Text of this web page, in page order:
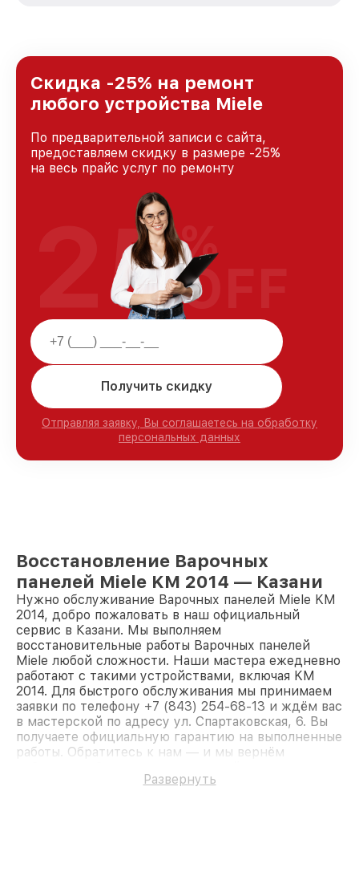
и лояльности наших клиентов.
Скидка -25% на ремонт
любого устройства Miele
По предварительной записи с сайта,
предоставляем скидку в размере -25%
на весь прайс услуг по ремонту
Получить скидку
Отправляя заявку, Вы соглашаетесь на обработку
персональных данных
25%
OFF
Восстановление Варочных
панелей Miele KM 2014 — Казани
Нужно обслуживание Варочных панелей Miele KM
2014, добро пожаловать в наш официальный
сервис в Казани. Мы выполняем
восстановительные работы Варочных панелей
Miele любой сложности. Наши мастера ежедневно
работают с такими устройствами, включая KM
2014. Для быстрого обслуживания мы принимаем
заявки по телефону +7 (843) 254-68-13 и ждём вас
в мастерской по адресу ул. Спартаковская, 6. Вы
получаете официальную гарантию на выполненные
работы. Обратитесь к нам — и мы вернём
Развернуть